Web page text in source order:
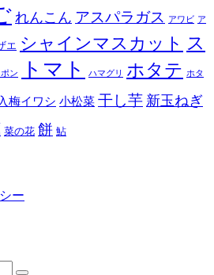
れんこん アスパラガス アワビ ア
エ シャインマスカット ス
ン トマト ハマグリ ホタテ ホタ
入梅イワシ 小松菜 干し芋 新玉ねぎ
菜の花 餅 鮎
ー